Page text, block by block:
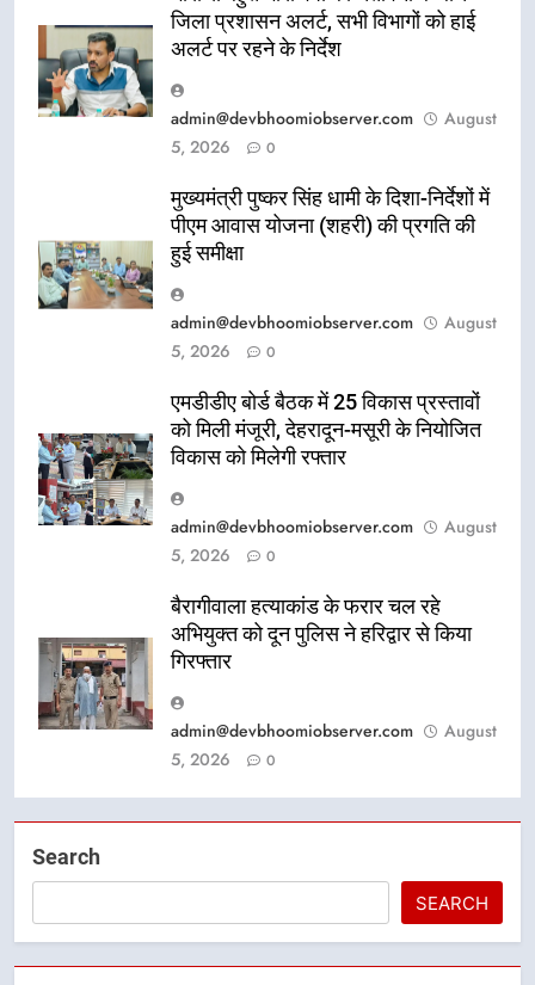
जिला प्रशासन अलर्ट, सभी विभागों को हाई
अलर्ट पर रहने के निर्देश
admin@devbhoomiobserver.com
August
5, 2026
0
मुख्यमंत्री पुष्कर सिंह धामी के दिशा-निर्देशों में
पीएम आवास योजना (शहरी) की प्रगति की
हुई समीक्षा
admin@devbhoomiobserver.com
August
5, 2026
0
एमडीडीए बोर्ड बैठक में 25 विकास प्रस्तावों
को मिली मंजूरी, देहरादून-मसूरी के नियोजित
विकास को मिलेगी रफ्तार
admin@devbhoomiobserver.com
August
5, 2026
0
बैरागीवाला हत्याकांड के फरार चल रहे
अभियुक्त को दून पुलिस ने हरिद्वार से किया
गिरफ्तार
admin@devbhoomiobserver.com
August
5, 2026
0
Search
SEARCH